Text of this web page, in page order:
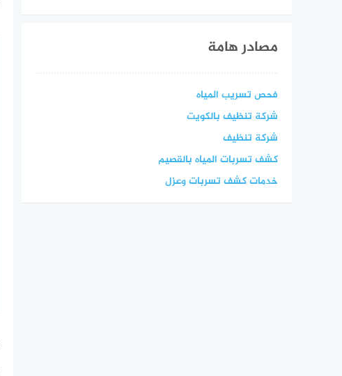
مصادر هامة
فحص تسريب المياه
شركة تنظيف بالكويت
شركة تنظيف
كشف تسربات المياه بالقصيم
خدمات كشف تسربات وعزل